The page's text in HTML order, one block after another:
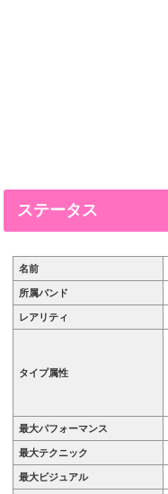
ステータス
名前
所属バンド
レアリティ
タイプ属性
最大パフォーマンス
最大テクニック
最大ビジュアル